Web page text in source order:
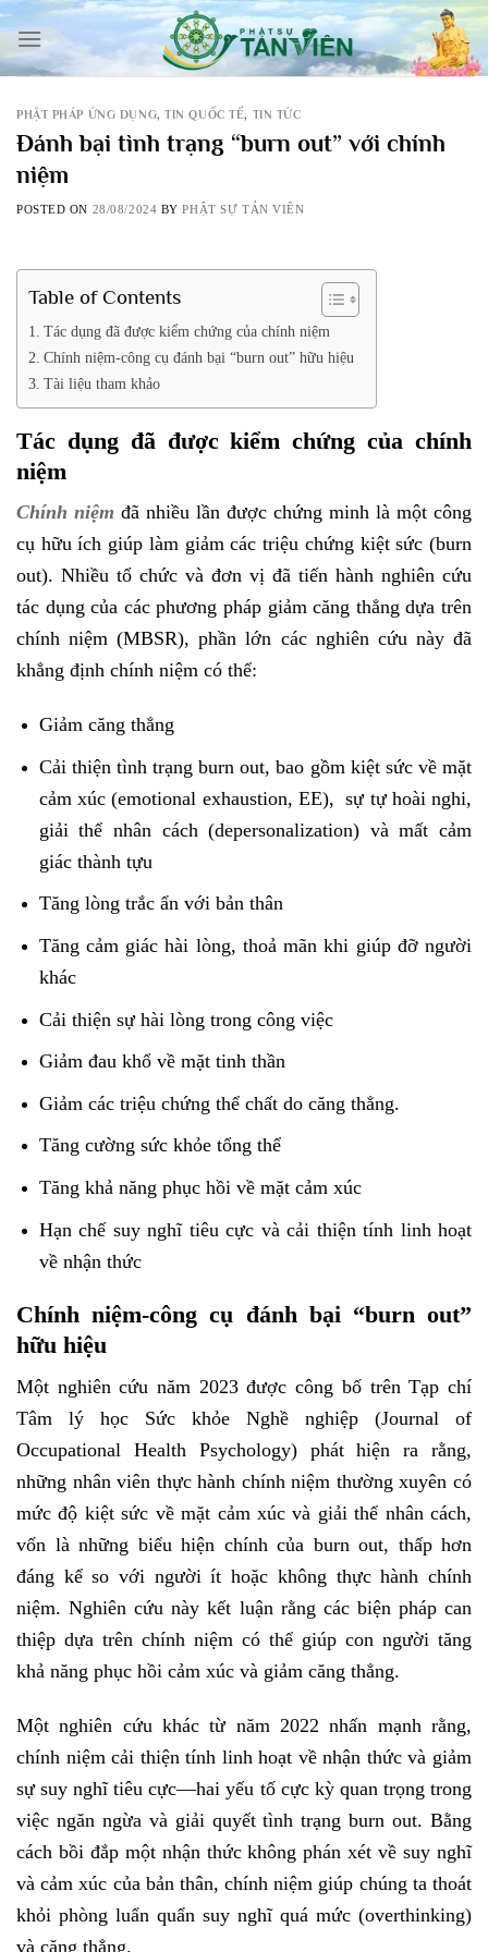
Skip
content
PHẬT PHÁP ỨNG DỤNG,TIN QUỐC TẾ, TIN TỨC
Đánh bại tình trạng “burn out” với chính
niệm
POSTED ON 28/08/2024 BYPHẬT SỰ TẢN VIÊN
Table of Contents
Tác dụng đã được kiểm chứng của chính niệm
Chính niệm-công cụ đánh bại “burn out” hữu hiệu
Tài liệu tham khảo
Tác dụng đã được kiểm chứng của chính
niệm
Chính niệm đã nhiều lần được chứng minh là một công
cụ hữu ích giúp làm giảm các triệu chứng kiệt sức (burn
out). Nhiều tổ chức và đơn vị đã tiến hành nghiên cứu
tác dụng của các phương pháp giảm căng thẳng dựa trên
chính niệm (MBSR), phần lớn các nghiên cứu này đã
khẳng định chính niệm có thể:
Giảm căng thẳng
Cải thiện tình trạng burn out, bao gồm kiệt sức về mặt
cảm xúc (emotional exhaustion, EE), sự tự hoài nghi,
giải thể nhân cách (depersonalization) và mất cảm
giác thành tựu
Tăng lòng trắc ẩn với bản thân
Tăng cảm giác hài lòng, thoả mãn khi giúp đỡ người
khác
Cải thiện sự hài lòng trong công việc
Giảm đau khổ về mặt tinh thần
Giảm các triệu chứng thể chất do căng thẳng.
Tăng cường sức khỏe tổng thể
Tăng khả năng phục hồi về mặt cảm xúc
Hạn chế suy nghĩ tiêu cực và cải thiện tính linh hoạt
về nhận thức
Chính niệm-công cụ đánh bại “burn out”
hữu hiệu
Một nghiên cứu năm 2023 được công bố trên Tạp chí
Tâm lý học Sức khỏe Nghề nghiệp (Journal of
Occupational Health Psychology) phát hiện ra rằng,
những nhân viên thực hành chính niệm thường xuyên có
mức độ kiệt sức về mặt cảm xúc và giải thể nhân cách,
vốn là những biểu hiện chính của burn out, thấp hơn
đáng kể so với người ít hoặc không thực hành chính
niệm. Nghiên cứu này kết luận rằng các biện pháp can
thiệp dựa trên chính niệm có thể giúp con người tăng
khả năng phục hồi cảm xúc và giảm căng thẳng.
Một nghiên cứu khác từ năm 2022 nhấn mạnh rằng,
chính niệm cải thiện tính linh hoạt về nhận thức và giảm
sự suy nghĩ tiêu cực—hai yếu tố cực kỳ quan trọng trong
việc ngăn ngừa và giải quyết tình trạng burn out. Bằng
cách bồi đắp một nhận thức không phán xét về suy nghĩ
và cảm xúc của bản thân, chính niệm giúp chúng ta thoát
khỏi phòng luẩn quẩn suy nghĩ quá mức (overthinking)
và căng thẳng.